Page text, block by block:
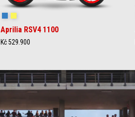
Aprilia RSV4 1100
Kč 529.900